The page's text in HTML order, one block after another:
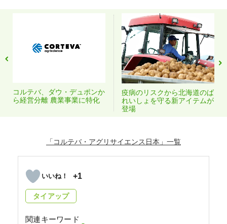
コルテバ、ダウ・デュポンか
ら経営分離 農業事業に特化
疫病のリスクから北海道のば
れいしょを守る新アイテムが
登場
「コルテバ・アグリサイエンス日本」
+1
タイアップ
関連キーワード